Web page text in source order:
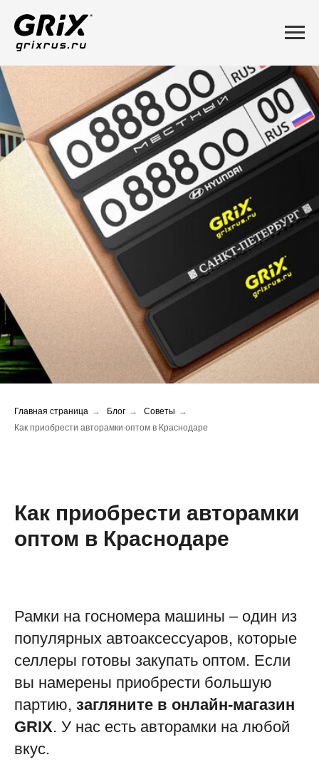
Главная страница → Блог → Советы →
Как приобрести авторамки оптом в Краснодаре
Как приобрести авторамки
оптом в Краснодаре
Рамки на госномера машины – один из
популярных автоаксессуаров, которые
селлеры готовы закупать оптом. Если
вы намерены приобрести большую
партию, загляните в онлайн-магазин
GRIX. У нас есть авторамки на любой
вкус.